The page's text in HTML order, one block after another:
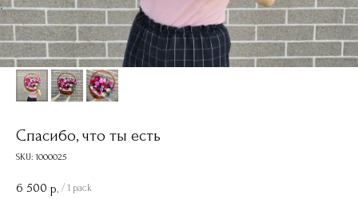
Спасибо, что ты есть
SKU: 1000025
6 500 р. / 1 pack